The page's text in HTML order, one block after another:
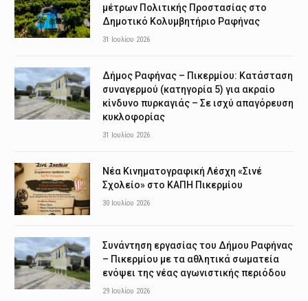
μέτρων Πολιτικής Προστασίας στο
Δημοτικό Κολυμβητήριο Ραφήνας
31 Ιουλίου 2026
Δήμος Ραφήνας – Πικερμίου: Κατάσταση
συναγερμού (κατηγορία 5) για ακραίο
κίνδυνο πυρκαγιάς – Σε ισχύ απαγόρευση
κυκλοφορίας
31 Ιουλίου 2026
Νέα Κινηματογραφική Λέσχη «Σινέ
Σχολείο» στο ΚΑΠΗ Πικερμίου
30 Ιουλίου 2026
Συνάντηση εργασίας του Δήμου Ραφήνας
– Πικερμίου με τα αθλητικά σωματεία
ενόψει της νέας αγωνιστικής περιόδου
29 Ιουλίου 2026